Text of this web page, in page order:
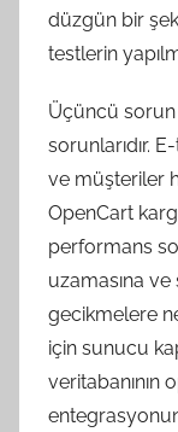
düzgün bir
testlerin
Üçüncü sorun
sorunlarıdır.
ve müşteriler
OpenCart
performans
uzamasına
gecikmelere
için sunucu
veritabanının